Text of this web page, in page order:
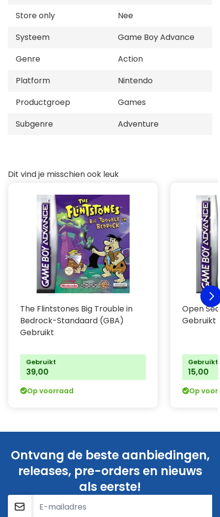
Store only
Nee
Systeem
Game Boy Advance
Genre
Action
Platform
Nintendo
Productgroep
Games
Subgenre
Adventure
Dit vind je misschien ook leuk
The Flintstones Big Trouble in
Bedrock-Standaard (GBA)
Gebruikt
Gebruikt
39,00
Op voorraad
Open
Gebruikt
Gebruikt
15,00
Op
Ontvang de beste aanbiedingen,
releases, pre-orders en nieuws
als eerste!